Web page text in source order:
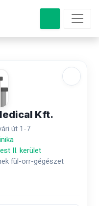
Kft.
út 1-­7
II. kerület
fül-orr-gégészet